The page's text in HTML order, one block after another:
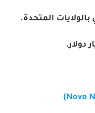
بالولايات المتحدة.
دولار.
Novo
)